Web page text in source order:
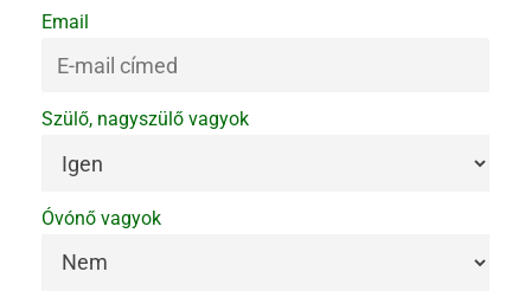
Email
Szülő, nagyszülő vagyok
Óvónő vagyok